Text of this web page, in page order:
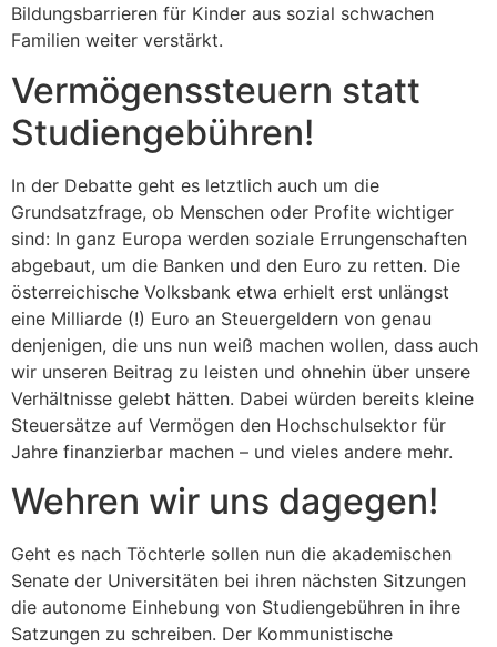
Bildungsbarrieren für Kinder aus sozial schwachen
Familien weiter verstärkt.
Vermögenssteuern statt
Studiengebühren!
In der Debatte geht es letztlich auch um die
Grundsatzfrage, ob Menschen oder Profite wichtiger
sind: In ganz Europa werden soziale Errungenschaften
abgebaut, um die Banken und den Euro zu retten. Die
österreichische Volksbank etwa erhielt erst unlängst
eine Milliarde (!) Euro an Steuergeldern von genau
denjenigen, die uns nun weiß machen wollen, dass auch
wir unseren Beitrag zu leisten und ohnehin über unsere
Verhältnisse gelebt hätten. Dabei würden bereits kleine
Steuersätze auf Vermögen den Hochschulsektor für
Jahre finanzierbar machen – und vieles andere mehr.
Wehren wir uns dagegen!
Geht es nach Töchterle sollen nun die akademischen
Senate der Universitäten bei ihren nächsten Sitzungen
die autonome Einhebung von Studiengebühren in ihre
Satzungen zu schreiben. Der Kommunistische